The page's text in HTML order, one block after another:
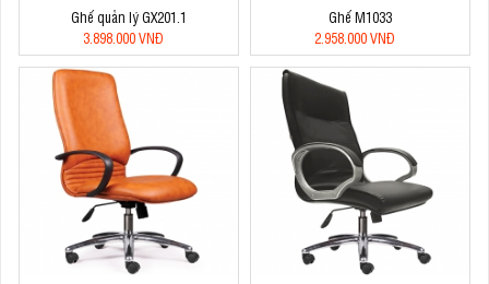
Ghế quản lý GX201.1
3.898.000 VNĐ
Ghế M1033
2.958.000 VNĐ